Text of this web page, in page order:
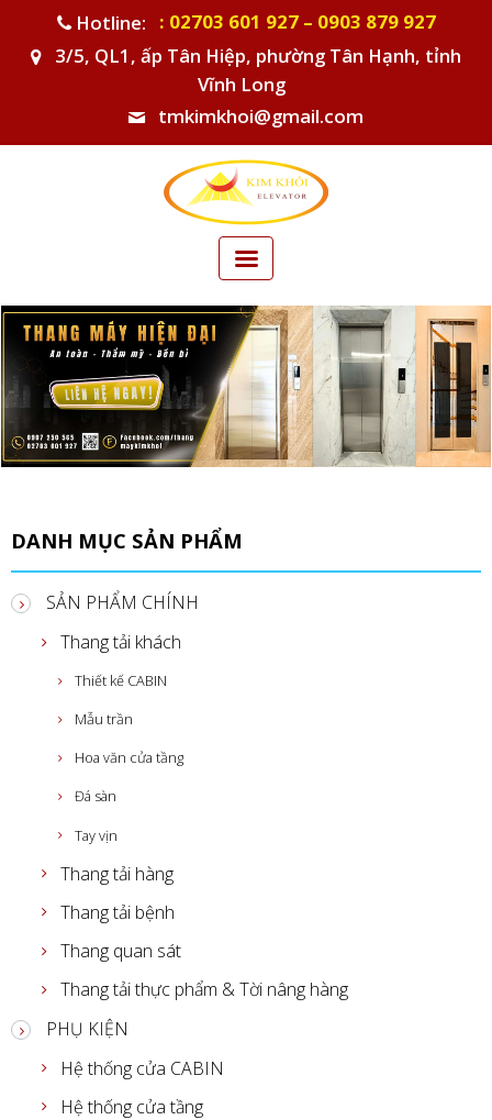
Hotline:
: 02703 601 927 – 0903 879 927
3/5, QL1, ấp Tân Hiệp, phường Tân Hạnh, tỉnh
Vĩnh Long
tmkimkhoi@gmail.com
DANH MỤC SẢN PHẨM
SẢN PHẨM CHÍNH
Thang tải khách
Thiết kế CABIN
Mẫu trần
Hoa văn cửa tầng
Đá sàn
Tay vịn
Thang tải hàng
Thang tải bệnh
Thang quan sát
Thang tải thực phẩm & Tời nâng hàng
PHỤ KIỆN
Hệ thống cửa CABIN
Hệ thống cửa tầng